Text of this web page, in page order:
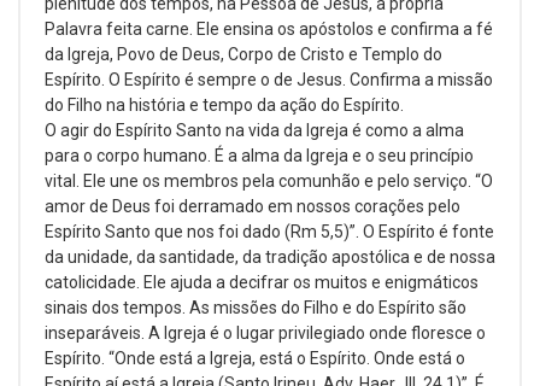
Palavra feita carne. Ele ensina os apóstolos e confirma a fé
da Igreja, Povo de Deus, Corpo de Cristo e Templo do
Espírito. O Espírito é sempre o de Jesus. Confirma a missão
do Filho na história e tempo da ação do Espírito.
O agir do Espírito Santo na vida da Igreja é como a alma
para o corpo humano. É a alma da Igreja e o seu princípio
vital. Ele une os membros pela comunhão e pelo serviço. “O
amor de Deus foi derramado em nossos corações pelo
Espírito Santo que nos foi dado (Rm 5,5)”. O Espírito é fonte
da unidade, da santidade, da tradição apostólica e de nossa
catolicidade. Ele ajuda a decifrar os muitos e enigmáticos
sinais dos tempos. As missões do Filho e do Espírito são
inseparáveis. A Igreja é o lugar privilegiado onde floresce o
Espírito. “Onde está a Igreja, está o Espírito. Onde está o